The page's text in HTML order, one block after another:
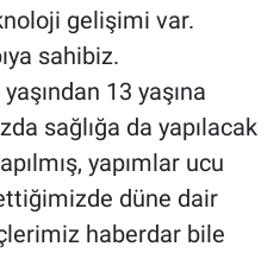
gelişimi var.
sahibiz.
13 yaşına
sağlığa da yapılacak
yapımlar ucu
düne dair
haberdar bile